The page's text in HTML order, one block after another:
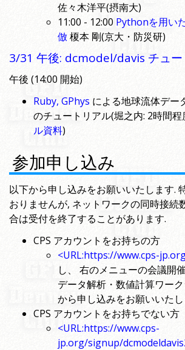
佐々木洋平(摂南大)
11:00 - 12:00 Pythonを用い
倣榎本 剛(京大・防災研)
3/31 午後: dcmodel/davis チュー
午後 (14:00 開始)
Ruby, GPhys による地球流体デー
のチュートリアル(堀之内: 2時間程
ル資料)
参加申し込み
以下から申し込みをお願いいたします.
おりませんが, ネットワークの同時接続
合は受付を終了することがあります.
CPS アカウントをお持ちの方
<URL:https://www.cps-
し、 右のメニューの会議開
データ解析・数値計算ワーク
から申し込みをお願いいた
CPS アカウントをお持ちでない方
<URL:https://www.cps-
jp.org/signup/